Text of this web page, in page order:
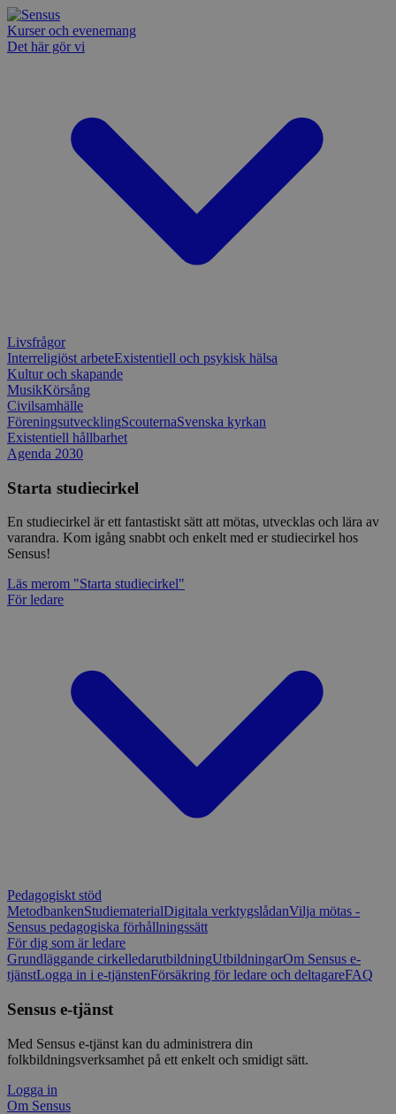
Kurser och evenemang
Det här gör vi
Livsfrågor
Interreligiöst arbeteExistentiell och psykisk hälsa
Kultur och skapande
MusikKörsång
Civilsamhälle
FöreningsutvecklingScouternaSvenska kyrkan
Existentiell hållbarhet
Agenda 2030
Starta studiecirkel
En studiecirkel är ett fantastiskt sätt att mötas, utvecklas och lära av
varandra. Kom igång snabbt och enkelt med er studiecirkel hos
Sensus!
Läs merom "Starta studiecirkel"
För ledare
Pedagogiskt stöd
MetodbankenStudiematerialDigitala verktygslådanVilja mötas -
Sensus pedagogiska förhållningssätt
För dig som är ledare
Grundläggande cirkelledarutbildningUtbildningarOm Sensus e-
tjänstLogga in i e-tjänstenFörsäkring för ledare och deltagareFAQ
Sensus e-tjänst
Med Sensus e-tjänst kan du administrera din
folkbildningsverksamhet på ett enkelt och smidigt sätt.
Logga in
Om Sensus